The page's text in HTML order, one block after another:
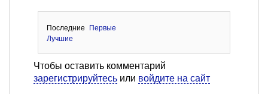
Последние
Первые
Лучшие
Чтобы оставить комментарий
зарегистрируйтесь или войдите на сайт